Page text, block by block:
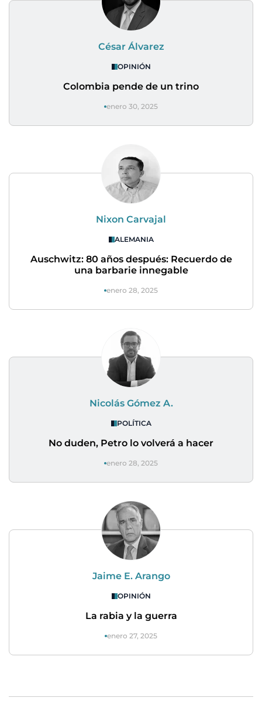
César Álvarez
OPINIÓN
Colombia pende de un trino
enero 30, 2025
Nixon Carvajal
ALEMANIA
Auschwitz: 80 años después: Recuerdo de
una barbarie innegable
enero 28, 2025
Nicolás Gómez A.
POLÍTICA
No duden, Petro lo volverá a hacer
enero 28, 2025
Jaime E. Arango
OPINIÓN
La rabia y la guerra
enero 27, 2025